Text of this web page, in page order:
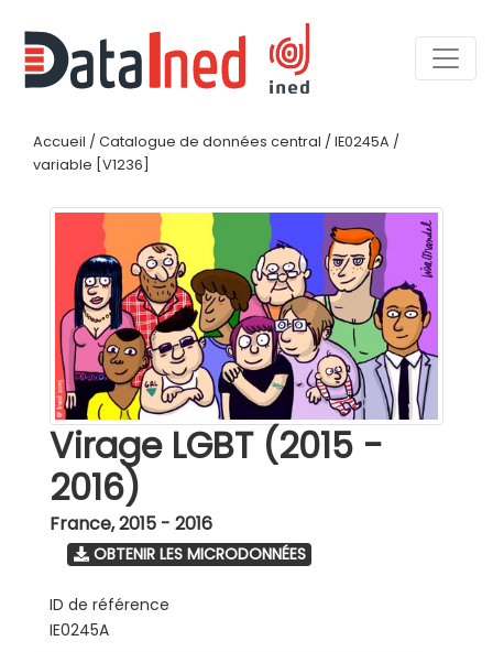
Accueil / Catalogue de données central / IE0245A /
variable [V1236]
Virage LGBT (2015 -
2016)
France,2015 - 2016
OBTENIR LES MICRODONNÉES
ID de référence
IE0245A